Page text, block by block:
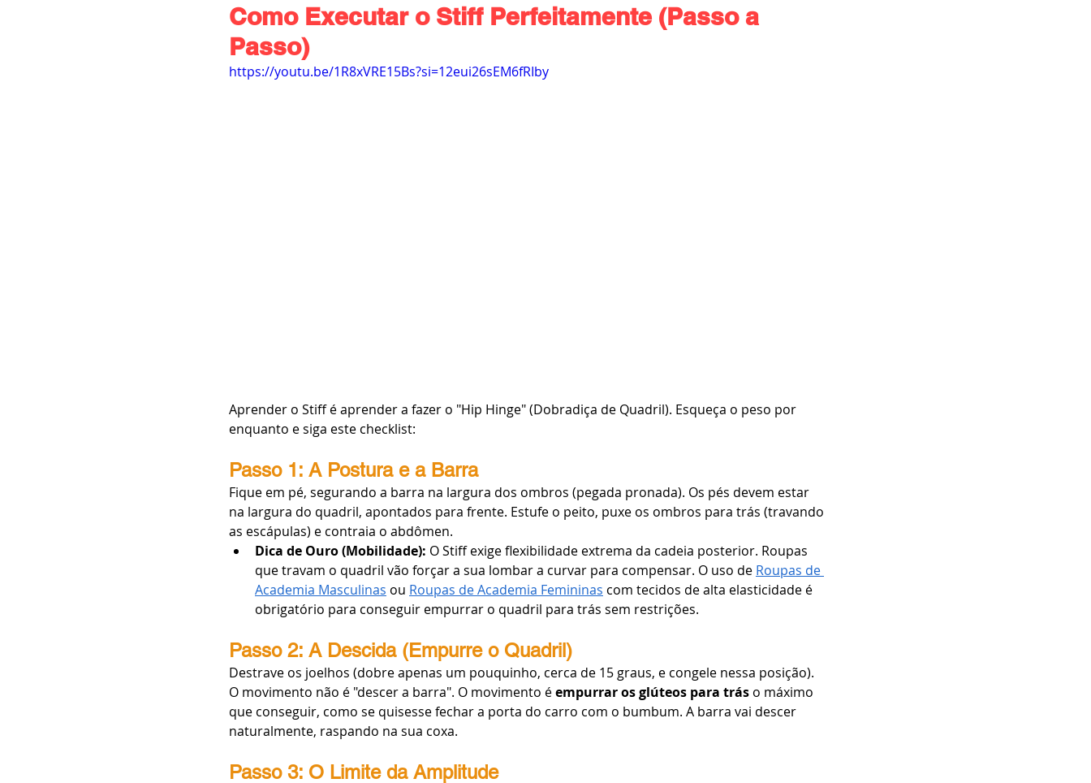
Como Executar o Stiff Perfeitamente (Passo a
Passo)
https://youtu.be/1R8xVRE15Bs?si=12eui26sEM6fRIby
Aprender o Stiff é aprender a fazer o "Hip Hinge" (Dobradiça de Quadril). Esqueça o peso por
enquanto e siga este checklist:
Passo 1: A Postura e a Barra
Fique em pé, segurando a barra na largura dos ombros (pegada pronada). Os pés devem estar
na largura do quadril, apontados para frente. Estufe o peito, puxe os ombros para trás (travando
as escápulas) e contraia o abdômen.
Dica de Ouro (Mobilidade): O Stiff exige flexibilidade extrema da cadeia posterior. Roupas
que travam o quadril vão forçar a sua lombar a curvar para compensar. O uso de Roupas de
Academia Masculinas ou Roupas de Academia Femininas com tecidos de alta elasticidade é
obrigatório para conseguir empurrar o quadril para trás sem restrições.
Passo 2: A Descida (Empurre o Quadril)
Destrave os joelhos (dobre apenas um pouquinho, cerca de 15 graus, e congele nessa posição).
O movimento não é "descer a barra". O movimento é empurrar os glúteos para trás o máximo
que conseguir, como se quisesse fechar a porta do carro com o bumbum. A barra vai descer
naturalmente, raspando na sua coxa.
Passo 3: O Limite da Amplitude